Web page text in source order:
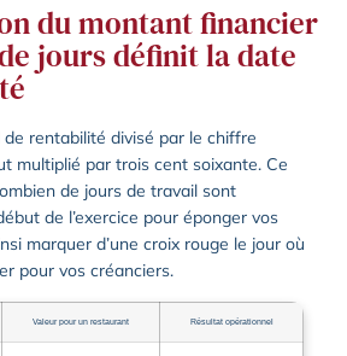
du montant financier
jours définit la date
rentabilité divisé par le chiffre
multiplié par trois cent soixante. Ce
de jours de travail sont
de l’exercice pour éponger vos
marquer d’une croix rouge le jour où
pour vos créanciers.
Valeur pour un restaurant Résultat opérationnel